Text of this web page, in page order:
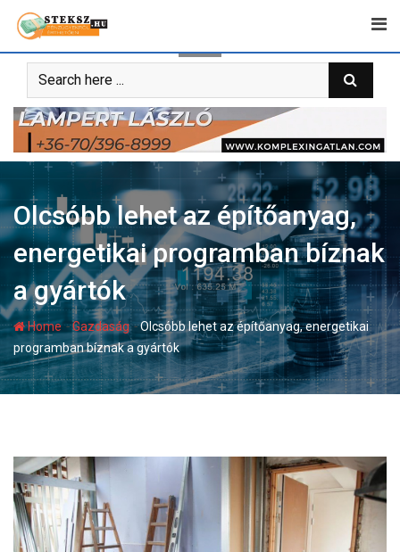
content
Olcsóbb lehet az építőanyag,
energetikai programban bíznak
a gyártók
Home-Gazdaság-Olcsóbb lehet az építőanyag, energetikai
programban bíznak a gyártók